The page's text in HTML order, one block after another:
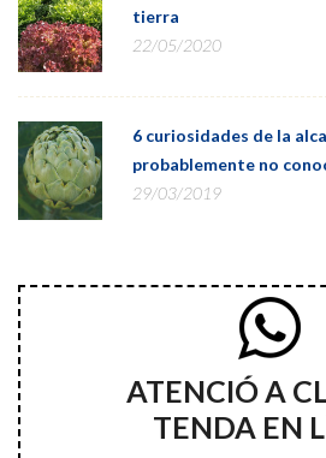
tierra
22/05/2020
6 curiosidades de la
probablemente no
29/03/2019
ATENCIÓ A
TENDA EN